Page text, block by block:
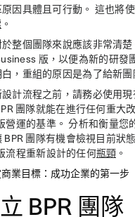
因具體且可行動。 這也將
。
整個團隊來說應該非常清
版，以便為新的研發
，重組的原因是為了給新團
計流程之前，請務必使用
團隊就能在進行任何重大
營運的基準。 分析和衡量您
BPR 團隊有機會檢視目前狀
流程重新設計的任何瓶頸 。
業目標：成功企業的第一步
BPR 團隊